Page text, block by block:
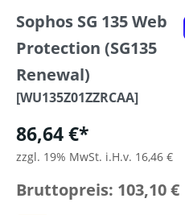
Sophos SG 135 Web
Protection (SG135
Renewal)
[WU135Z01ZZRCAA]
86,64 €*
zzgl. 19% MwSt. i.H.v. 16,46 €
Bruttopreis: 103,10 €